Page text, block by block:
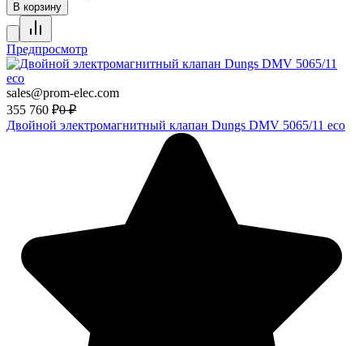
В корзину
Предпросмотр
sales@prom-elec.com
355 760 ₽0 ₽
Двойной электромагнитный клапан Dungs DMV 5065/11 eco